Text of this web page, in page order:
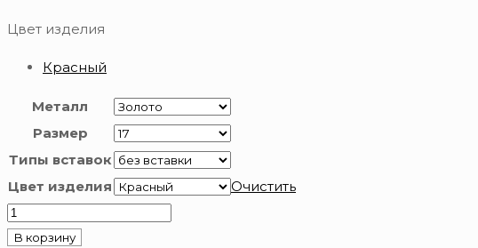
Цвет изделия
Красный
Металл
Размер
Типы вставок
Цвет изделия
Очистить
Количество
товара
В корзину